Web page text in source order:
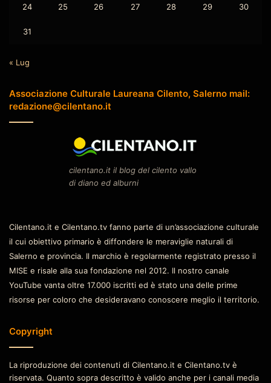
24 25 26 27 28 29 30
31
« Lug
Associazione Culturale Laureana Cilento, Salerno mail:
redazione@cilentano.it
cilentano.it il blog del cilento vallo
di diano ed alburni
Cilentano.it e Cilentano.tv fanno parte di un’associazione culturale
il cui obiettivo primario è diffondere le meraviglie naturali di
Salerno e provincia. Il marchio è regolarmente registrato presso il
MISE e risale alla sua fondazione nel 2012. Il nostro canale
YouTube vanta oltre 17.000 iscritti ed è stato una delle prime
risorse per coloro che desideravano conoscere meglio il territorio.
Copyright
La riproduzione dei contenuti di Cilentano.it e Cilentano.tv è
riservata. Quanto sopra descritto è valido anche per i canali media